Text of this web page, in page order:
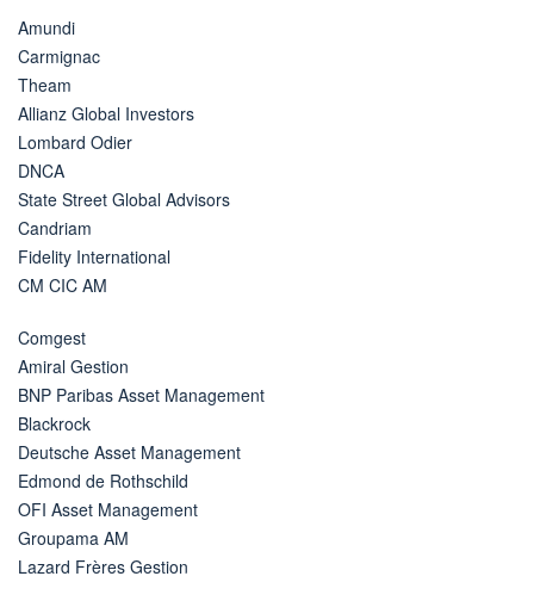
Amundi
Carmignac
Theam
Allianz Global Investors
Lombard Odier
DNCA
State Street Global Advisors
Candriam
Fidelity International
CM CIC AM
Comgest
Amiral Gestion
BNP Paribas Asset Management
Blackrock
Deutsche Asset Management
Edmond de Rothschild
OFI Asset Management
Groupama AM
Lazard Frères Gestion